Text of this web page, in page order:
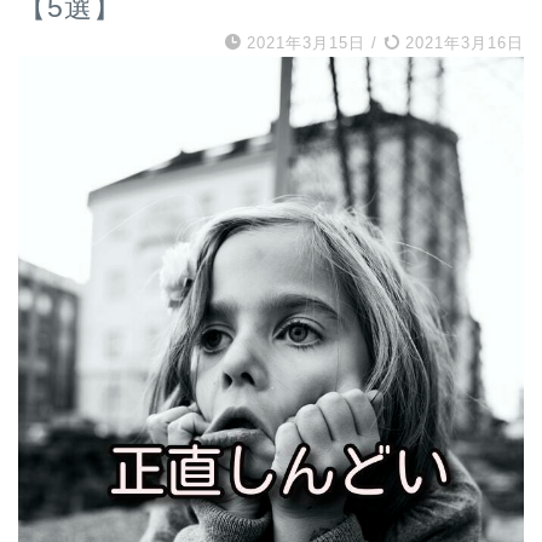
【5選】
2021年3月15日 / 2021年3月16日